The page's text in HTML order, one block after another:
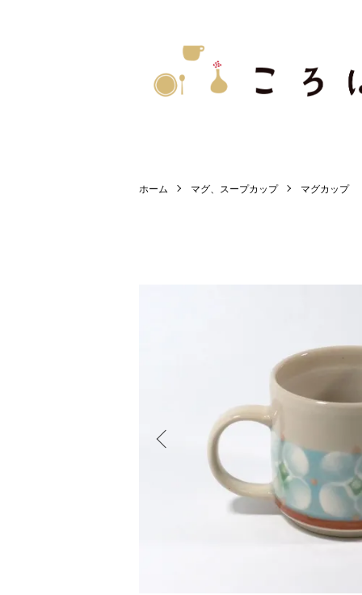
ホーム マグ、スープカップ マグカップ